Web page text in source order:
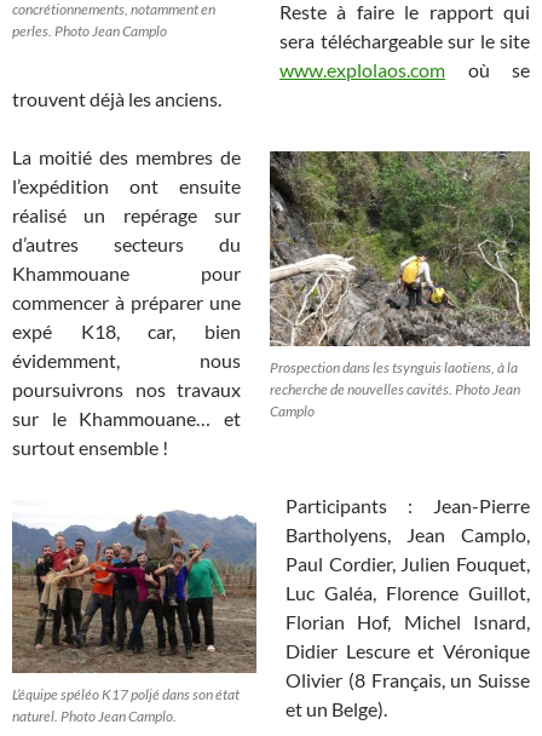
concrétionnements, notamment en
perles. Photo Jean Camplo
Reste à faire le rapport qui
sera téléchargeable sur le site
www.explolaos.com où se
trouvent déjà les anciens.
Prospection dans les tsynguis laotiens, à la
recherche de nouvelles cavités. Photo Jean
Camplo
La moitié des membres de
l’expédition ont ensuite
réalisé un repérage sur
d’autres secteurs du
Khammouane pour
commencer à préparer une
expé K18, car, bien
évidemment, nous
poursuivrons nos travaux
sur le Khammouane… et
surtout ensemble !
L’équipe spéléo K17 poljé dans son état
naturel. Photo Jean Camplo.
Participants : Jean-Pierre
Bartholyens, Jean Camplo,
Paul Cordier, Julien Fouquet,
Luc Galéa, Florence Guillot,
Florian Hof, Michel Isnard,
Didier Lescure et Véronique
Olivier (8 Français, un Suisse
et un Belge).